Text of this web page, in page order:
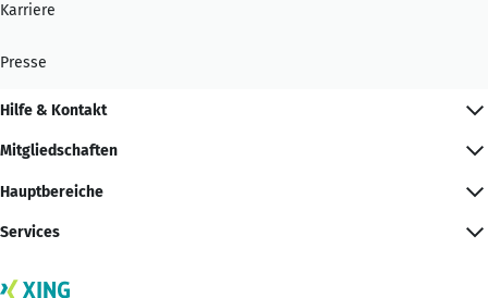
Karriere
Presse
Hilfe & Kontakt
Mitgliedschaften
Hauptbereiche
Services